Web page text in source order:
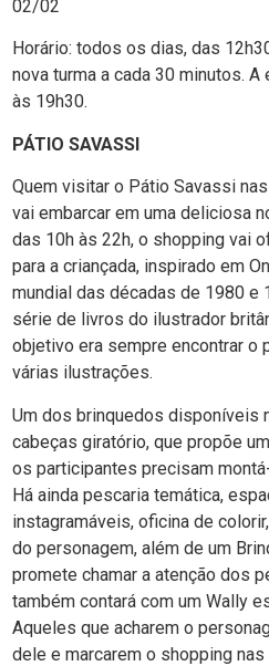
02/02
Horário: todos os dias, das
nova turma a cada 30 minutos.
às 19h30.
PÁTIO SAVASSI
Quem visitar o Pátio Savassi
vai embarcar em uma deliciosa
das 10h às 22h, o shopping vai
para a criançada, inspirado em
mundial das décadas de 1980 e
série de livros do ilustrador
objetivo era sempre encontrar o
várias ilustrações.
Um dos brinquedos disponíveis
cabeças giratório, que propõe
os participantes precisam
Há ainda pescaria temática,
instagramáveis, oficina de
do personagem, além de um
promete chamar a atenção dos
também contará com um Wally
Aqueles que acharem o
dele e marcarem o shopping